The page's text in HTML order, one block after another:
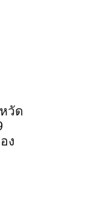
วัด
ง